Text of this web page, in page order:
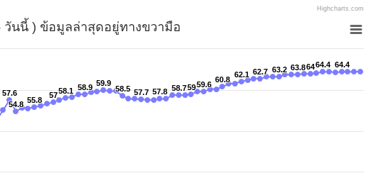
Highcharts.com
วันนี้ ) ข้อมูลล่าสุดอยู่ทางขวามือ
57.6
57.6
54.8
54.8 55.8
55.8
57
5758.1
58.1 58.9
58.9 59.9
59.9
58.5
58.5 57.7
57.7 57.8
57.8 58.7
58.759
5959.6
59.6
60.8
60.8
62.1
62.1 62.7
62.7 63.2
63.2 63.8
63.864
6464.4
64.4 64.4
64.4